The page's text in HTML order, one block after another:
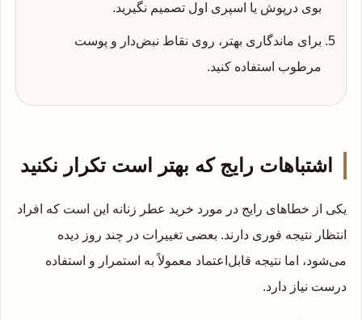
بوی درپوش یا اسپری اول تصمیم نگیرید.
برای ماندگاری بهتر، روی نقاط نبض‌دار و پوست
مرطوب استفاده کنید.
اشتباهات رایج که بهتر است تکرار نکنید
یکی از خطاهای رایج در مورد خرید عطر زنانه این است که افراد
انتظار نتیجه فوری دارند. بعضی تغییرات در چند روز دیده
می‌شود، اما نتیجه قابل‌اعتماد معمولاً به استمرار و استفاده
درست نیاز دارد.